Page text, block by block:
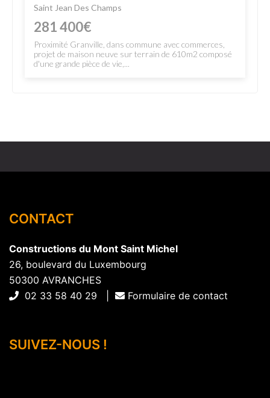
Saint Jean Des Champs
281 400€
Proximité Granville, dans commune avec commerces,
projet de maison neuve sur terrain de 610m2 composé
d'une grande pièce de vie,...
CONTACT
Constructions du Mont Saint Michel
26, boulevard du Luxembourg
50300 AVRANCHES
02 33 58 40 29 |
Formulaire de contact
SUIVEZ-NOUS !